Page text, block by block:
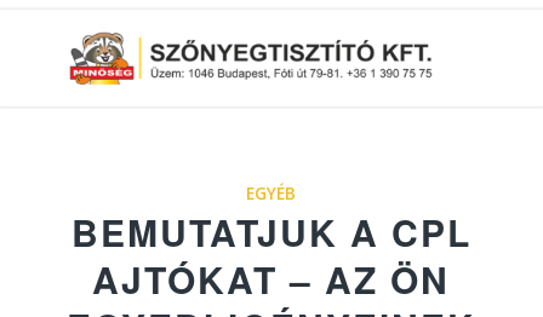
EGYÉB
BEMUTATJUK A CPL
AJTÓKAT – AZ ÖN